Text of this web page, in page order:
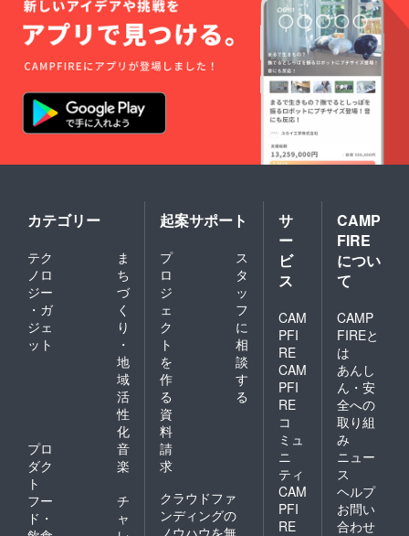
カテゴリー
テク
ノロ
ジー
・ガ
ジェ
ット
ま
ち
づ
く
り
・
地
域
活
性
化
プロ
ダク
ト
音
楽
フー
ド・
チ
ャ
起案サポート
プ
ロ
ジ
ェ
ク
ト
を
作
る
ス
タ
ッ
フ
に
相
談
す
る
資
料
請
求
クラウドファ
ンディングの
サ
ー
ビ
ス
CAM
PFI
RE
CAM
PFI
RE
コ
ミュ
ニ
ティ
CAM
PFI
RE
CAMP
FIRE
につい
て
CAMP
FIREと
は
あんし
ん・安
全への
取り組
み
ニュー
ス
ヘルプ
お問い
合わせ